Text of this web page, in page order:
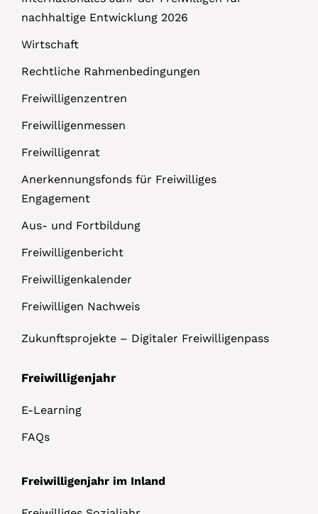
nachhaltige Entwicklung 2026
Wirtschaft
Rechtliche Rahmenbedingungen
Freiwilligenzentren
Freiwilligenmessen
Freiwilligenrat
Anerkennungsfonds für Freiwilliges
Engagement
Aus- und Fortbildung
Freiwilligenbericht
Freiwilligenkalender
Freiwilligen Nachweis
Zukunftsprojekte – Digitaler Freiwilligenpass
Freiwilligenjahr
E-Learning
FAQs
Freiwilligenjahr im Inland